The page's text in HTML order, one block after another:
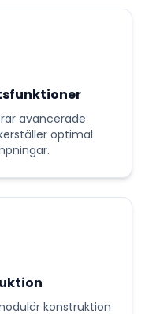
avancerade
optimal
konstruktion